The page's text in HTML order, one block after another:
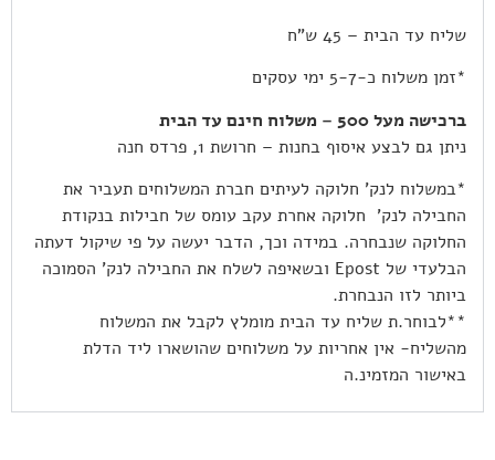
שליח עד הבית – 45 ש”ח
*זמן משלוח כ-5-7 ימי עסקים
ברכישה מעל 500 – משלוח חינם עד הבית
ניתן גם לבצע איסוף בחנות – חרושת 1, פרדס חנה
*במשלוח לנק’ חלוקה לעיתים חברת המשלוחים תעביר את
החבילה לנק’ חלוקה אחרת עקב עומס של חבילות בנקודת
החלוקה שנבחרה. במידה וכך, הדבר יעשה על פי שיקול דעתה
הבלעדי של Epost ובשאיפה לשלח את החבילה לנק’ הסמוכה
ביותר לזו הנבחרת.
**לבוחר.ת שליח עד הבית מומלץ לקבל את המשלוח
מהשליח- אין אחריות על משלוחים שהושארו ליד הדלת
באישור המזמינ.ה